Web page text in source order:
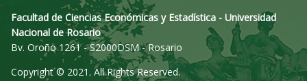
Facultad de Ciencias Económicas y Estadística - Universidad
Nacional de Rosario
Bv. Oroño 1261 - S2000DSM - Rosario
Copyright © 2021. All Rights Reserved.